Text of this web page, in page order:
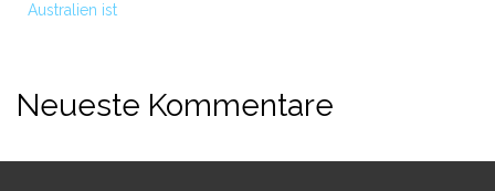
Australien ist
Neueste Kommentare